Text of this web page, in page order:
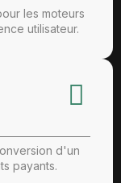
les moteurs
utilisateur.
d'un
payants.